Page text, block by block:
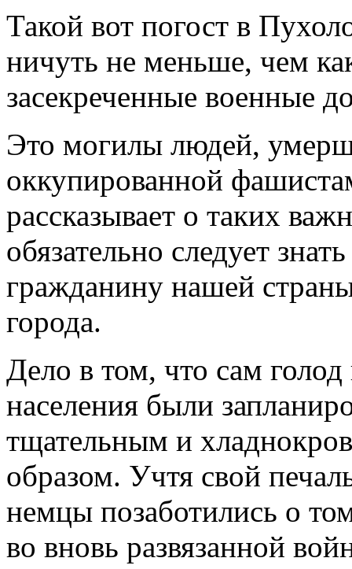
Такой вот погост в
ничуть не меньше, чем
засекреченные военные
Это могилы людей,
оккупированной
рассказывает о таких
обязательно следует
гражданину нашей
города.
Дело в том, что сам
населения были
тщательным и
образом. Учтя свой
немцы позаботились о
во вновь развязанной